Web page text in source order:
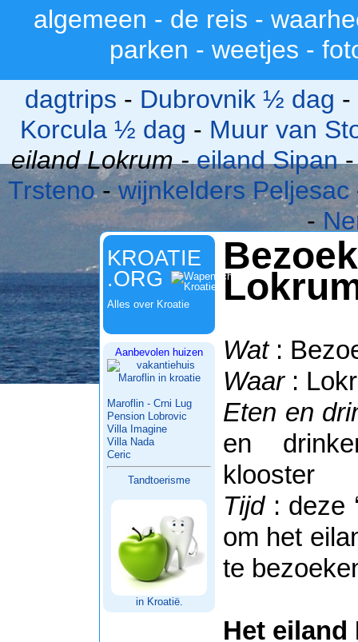
algemeen - de reis -
parken - weetjes -
dagtrips - Dubrovnik ½ dag -
Korcula ½ dag - Muur van
eiland Lokrum -eiland Sipan
Trsteno-wijnkelders Peljesac
-
KROATIE
.ORG
Alles over Kroatie
Aanbevolen huizen
Maroflin - Crni Lug
Pension Lobrovic
Villa Imagine
Villa Nada
Ceric
Tandtoerisme
in Kroatië.
Wat:
Waar:
Eten en
en
klooster
Tijd: deze
om het
te
Het eiland